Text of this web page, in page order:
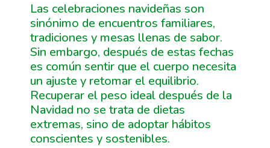
Las celebraciones navideñas son
sinónimo de encuentros familiares,
tradiciones y mesas llenas de sabor.
Sin embargo, después de estas fechas
es común sentir que el cuerpo necesita
un ajuste y retomar el equilibrio.
Recuperar el peso ideal después de la
Navidad no se trata de dietas
extremas, sino de adoptar hábitos
conscientes y sostenibles.